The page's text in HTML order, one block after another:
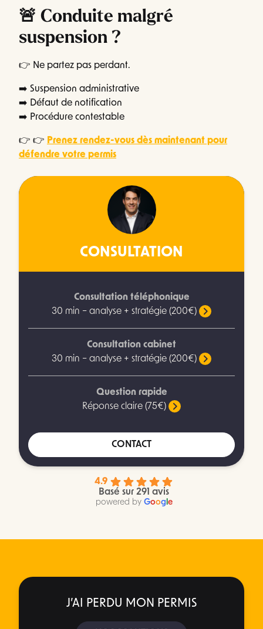
🚨 Conduite malgré
suspension ?
👉 Ne partez pas perdant.
➡️ Suspension administrative
➡️ Défaut de notification
➡️ Procédure contestable
👉 👉 Prenez rendez-vous dès maintenant pour
défendre votre permis
CONSULTATION
Consultation téléphonique
30 min – analyse + stratégie (200€)
Consultation cabinet
30 min – analyse + stratégie (200€)
Question rapide
Réponse claire (75€)
CONTACT
4.9
Basé sur 291 avis
powered by Googl e
J’AI PERDU MON PERMIS